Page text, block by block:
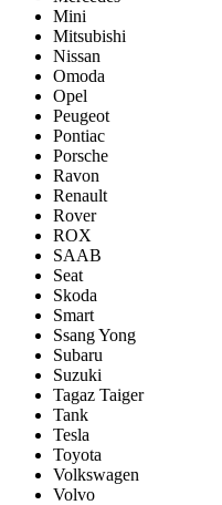
Mini
Mitsubishi
Nissan
Omoda
Opel
Peugeot
Pontiac
Porsсhe
Ravon
Renault
Rover
ROX
SAAB
Seat
Skoda
Smart
Ssang Yong
Subaru
Suzuki
Tagaz Taiger
Tank
Tesla
Toyota
Volkswagen
Volvo